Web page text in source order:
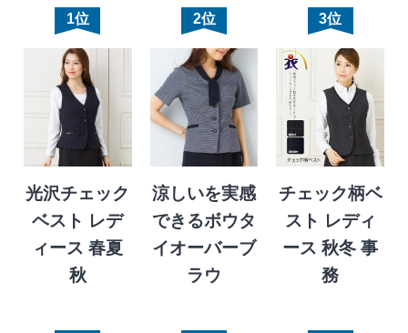
1位
光沢チェック
ベスト レデ
ィース 春夏
秋
2位
涼しいを実感
できるボウタ
イオーバーブ
ラウ
3位
チェック柄ベ
スト レディ
ース 秋冬 事
務